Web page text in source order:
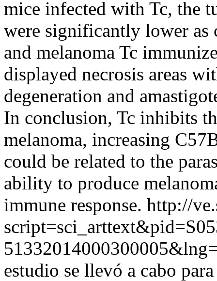
mice infected with Tc, the
were significantly lower as
and melanoma Tc
displayed necrosis areas
degeneration and
In conclusion, Tc inhibits
melanoma, increasing
could be related to the
ability to produce
immune response. http://
estudio se llevó a cabo